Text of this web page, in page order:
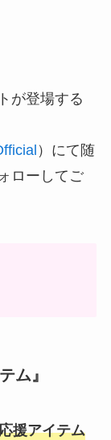
が登場する
）にて随
ローしてご
ム』
援アイテム